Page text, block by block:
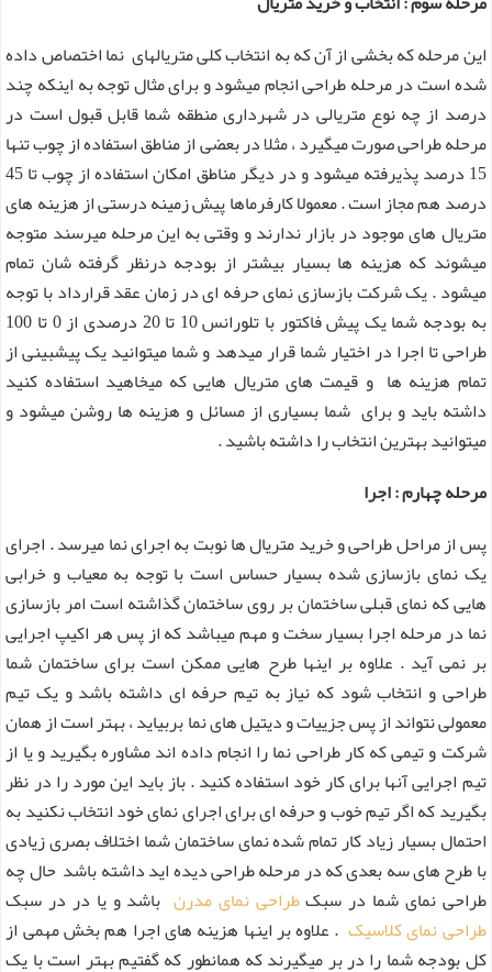
این مرحله که بخشی از آن که به انتخاب کلی متریالهای نما اختصاص داده
شده است در مرحله طراحی انجام میشود و برای مثال توجه به اینکه چند
درصد از چه نوع متریالی در شهرداری منطقه شما قابل قبول است در
مرحله طراحی صورت میگیرد ، مثلا در بعضی از مناطق استفاده از چوب تنها
15 درصد پذیرفته میشود و در دیگر مناطق امکان استفاده از چوب تا 45
درصد هم مجاز است . معمولا کارفرماها پیش زمینه درستی از هزینه های
متریال های موجود در بازار ندارند و وقتی به این مرحله میرسند متوجه
میشوند که هزینه ها بسیار بیشتر از بودجه درنظر گرفته شان تمام
میشود . یک شرکت بازسازی نمای حرفه ای در زمان عقد قرارداد با توجه
به بودجه شما یک پیش فاکتور با تلورانس 10 تا 20 درصدی از 0 تا 100
طراحی تا اجرا در اختیار شما قرار میدهد و شما میتوانید یک پیشبینی از
تمام هزینه ها و قیمت های متریال هایی که میخاهید استفاده کنید
داشته باید و برای شما بسیاری از مسائل و هزینه ها روشن میشود و
میتوانید بهترین انتخاب را داشته باشید .
مرحله چهارم : اجرا
پس از مراحل طراحی و خرید متریال ها نوبت به اجرای نما میرسد . اجرای
یک نمای بازسازی شده بسیار حساس است با توجه به معیاب و خرابی
هایی که نمای قبلی ساختمان بر روی ساختمان گذاشته است امر بازسازی
نما در مرحله اجرا بسیار سخت و مهم میباشد که از پس هر اکیپ اجرایی
بر نمی آید . علاوه بر اینها طرح هایی ممکن است برای ساختمان شما
طراحی و انتخاب شود که نیاز به تیم حرفه ای داشته باشد و یک تیم
معمولی نتواند از پس جزییات و دیتیل های نما بربیاید ، بهتر است از همان
شرکت و تیمی که کار طراحی نما را انجام داده اند مشاوره بگیرید و یا از
تیم اجرایی آنها برای کار خود استفاده کنید . باز باید این مورد را در نظر
بگیرید که اگر تیم خوب و حرفه ای برای اجرای نمای خود انتخاب نکنید به
احتمال بسیار زیاد کار تمام شده نمای ساختمان شما اختلاف بصری زیادی
با طرح های سه بعدی که در مرحله طراحی دیده اید داشته باشد حال چه
طراحی نمای شما در سبکطراحی نمای مدرنباشد و یا در در سبک
طراحی نمای کلاسیک . علاوه بر اینها هزینه های اجرا هم بخش مهمی از
کل بودجه شما را در بر میگیرند که همانطور که گفتیم بهتر است با یک